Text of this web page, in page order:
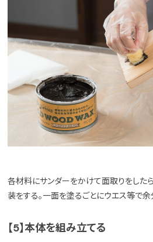
各材料にサンダーをかけて面取りをしたら
装をする。一面を塗るごとにウエス等で余
【5】本体を組み立てる